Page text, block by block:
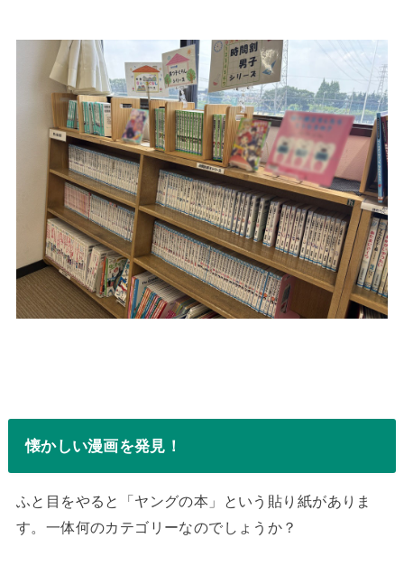
懐かしい漫画を発見！
ふと目をやると「ヤングの本」という貼り紙がありま
す。一体何のカテゴリーなのでしょうか？